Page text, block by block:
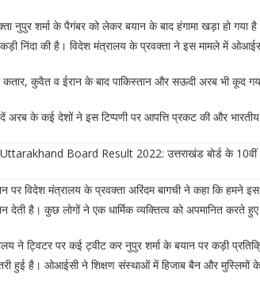
नुपुर शर्मा के पैगंबर को लेकर बयान के बाद हंगामा खड़ा हो
निंदा की है। विदेश मंत्रालय के प्रवक्ता ने इस मामले में
कतार, कुवैत व ईरान के बाद पाकिस्तान और सऊदी अरब भी कूद
अरब के कई देशों ने इस टिप्पणी पर आपत्ति प्रकट की और भारतीय
Uttarakhand Board Result 2022: उत्तराखंड बोर्ड के
पर विदेश मंत्रालय के प्रवक्ता अरिंदम बागची ने कहा कि हमने
देती है। कुछ लोगों ने एक धार्मिक व्यक्तित्व को अपमानित
ने ट्विटर पर कई ट्वीट कर नुपुर शर्मा के बयान पर कड़ी
हुई है। ओआईसी ने शिक्षण संस्थाओं में हिजाब बैन और मुस्लिमों के